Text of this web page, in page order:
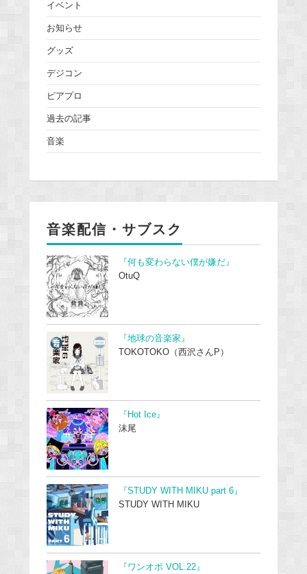
イベント
お知らせ
グッズ
デジコン
ピアプロ
過去の記事
音楽
音楽配信・サブスク
『何も変わらない僕が嫌だ』
OtuQ
『地球の音楽家』
TOKOTOKO（西沢さんP）
『Hot Ice』
沫尾
『STUDY WITH MIKU part 6』
STUDY WITH MIKU
『ワンオポ VOL.22』